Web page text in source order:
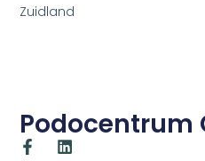
Podocentrum
F L
Zuidland